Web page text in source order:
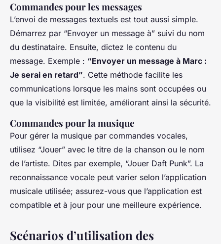
Commandes pour les messages
L’envoi de messages textuels est tout aussi simple.
Démarrez par “Envoyer un message à” suivi du nom
du destinataire. Ensuite, dictez le contenu du
message. Exemple : “Envoyer un message à Marc :
Je serai en retard”. Cette méthode facilite les
communications lorsque les mains sont occupées ou
que la visibilité est limitée, améliorant ainsi la sécurité.
Commandes pour la musique
Pour gérer la musique par commandes vocales,
utilisez “Jouer” avec le titre de la chanson ou le nom
de l’artiste. Dites par exemple, “Jouer Daft Punk”. La
reconnaissance vocale peut varier selon l’application
musicale utilisée; assurez-vous que l’application est
compatible et à jour pour une meilleure expérience.
Scénarios d’utilisation des